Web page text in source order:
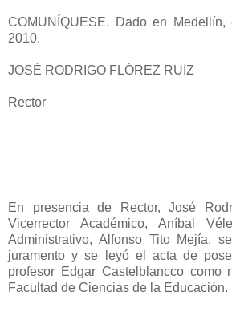
COMUNÍQUESE. Dado en
2010.
JOSÉ RODRIGO FLÓREZ RUIZ
Rector
En presencia de Rector, José
Vicerrector Académico, Aníbal
Administrativo, Alfonso Tito Mejía,
juramento y se leyó el acta de
profesor Edgar Castelblancco como
Facultad de Ciencias de la Educación.